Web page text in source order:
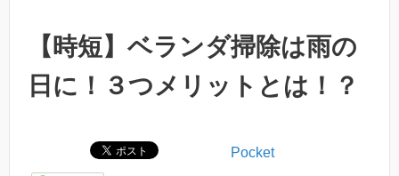
【時短】ベランダ掃除は雨の
日に！３つメリットとは！？
Pocket